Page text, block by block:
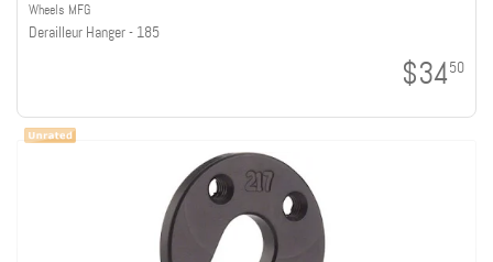
Wheels MFG
Derailleur Hanger - 185
$3450